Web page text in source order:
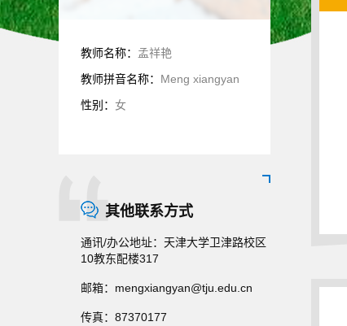
教师名称： 孟祥艳
教师拼音名称： Meng xiangyan
性别： 女
其他联系方式
通讯/办公地址： 天津大学卫津路校区
10教东配楼317
邮箱： mengxiangyan@tju.edu.cn
传真： 87370177